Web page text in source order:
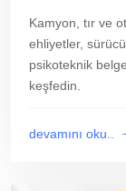
Kamyon, tır ve
ehliyetler,
psikoteknik
keşfedin.
devamını oku..